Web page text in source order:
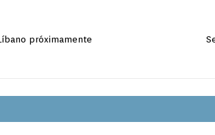
próximamente